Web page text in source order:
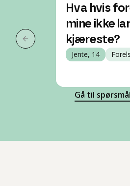
Forrige slide
Hva hvis
mine ikke
kjæreste?
Jente, 14
Gå til